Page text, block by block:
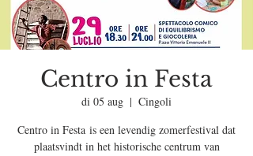
Centro in Festa
di 05 aug
  |
Cingoli
Centro in Festa is een levendig zomerfestival dat
plaatsvindt in het historische centrum van